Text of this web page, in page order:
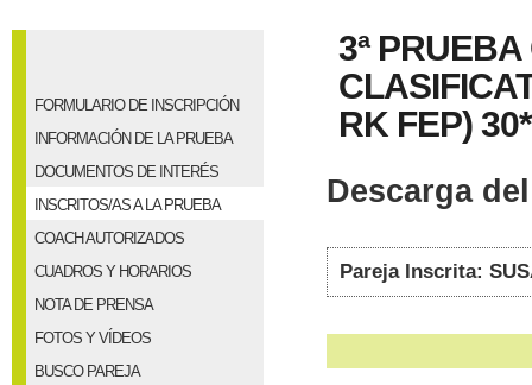
FORMULARIO DE INSCRIPCIÓN
INFORMACIÓN DE LA PRUEBA
DOCUMENTOS DE INTERÉS
INSCRITOS/AS A LA PRUEBA
COACH AUTORIZADOS
CUADROS Y HORARIOS
NOTA DE PRENSA
FOTOS Y VÍDEOS
BUSCO PAREJA
3ª
RK FEP) 30*
Descarga
Pareja Inscrita: